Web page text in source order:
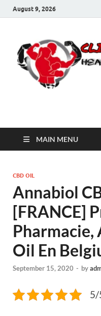
August 9, 2026
Click 2
MAIN MENU
CBD OIL
Annabiol
[FRANCE]
Pharmacie,
Oil En
September 15, 2020 - by
5/